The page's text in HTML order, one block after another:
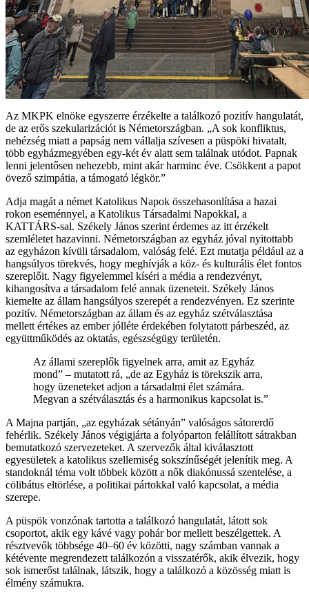
Az MKPK elnöke egyszerre érzékelte a találkozó pozitív hangulatát,
de az erős szekularizációt is Németországban. „A sok konfliktus,
nehézség miatt a papság nem vállalja szívesen a püspöki hivatalt,
több egyházmegyében egy-két év alatt sem találnak utódot. Papnak
lenni jelentősen nehezebb, mint akár harminc éve. Csökkent a papot
övező szimpátia, a támogató légkör.”
Adja magát a német Katolikus Napok összehasonlítása a hazai
rokon eseménnyel, a Katolikus Társadalmi Napokkal, a
KATTÁRS-sal. Székely János szerint érdemes az itt érzékelt
szemléletet hazavinni. Németországban az egyház jóval nyitottabb
az egyházon kívüli társadalom, valóság felé. Ezt mutatja például az a
hangsúlyos törekvés, hogy meghívják a köz- és kulturális élet fontos
szereplőit. Nagy figyelemmel kíséri a média a rendezvényt,
kihangosítva a társadalom felé annak üzeneteit. Székely János
kiemelte az állam hangsúlyos szerepét a rendezvényen. Ez szerinte
pozitív. Németországban az állam és az egyház szétválasztása
mellett értékes az ember jólléte érdekében folytatott párbeszéd, az
együttműködés az oktatás, egészségügy területén.
Az állami szereplők figyelnek arra, amit az Egyház
mond” – mutatott rá, „de az Egyház is törekszik arra,
hogy üzeneteket adjon a társadalmi élet számára.
Megvan a szétválasztás és a harmonikus kapcsolat is.”
A Majna partján, „az egyházak sétányán” valóságos sátorerdő
fehérlik. Székely János végigjárta a folyóparton felállított sátrakban
bemutatkozó szervezeteket. A szervezők által kiválasztott
egyesületek a katolikus szellemiség sokszínűségét jelenítik meg. A
standoknál téma volt többek között a nők diakónussá szentelése, a
cölibátus eltörlése, a politikai pártokkal való kapcsolat, a média
szerepe.
A püspök vonzónak tartotta a találkozó hangulatát, látott sok
csoportot, akik egy kávé vagy pohár bor mellett beszélgettek. A
résztvevők többsége 40–60 év közötti, nagy számban vannak a
kétévente megrendezett találkozón a visszatérők, akik élvezik, hogy
sok ismerőst találnak, látszik, hogy a találkozó a közösség miatt is
élmény számukra.